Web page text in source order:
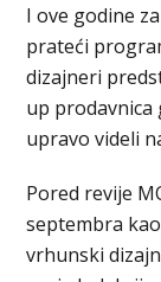
I ove godine
prateći
dizajneri
up
upravo videli
Pored revije
septembra
vrhunski